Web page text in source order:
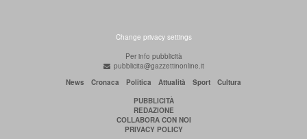
Change privacy settings
Per info pubblicità
pubblicita@gazzettinonline.it
News
Cronaca Politica Attualità Sport
Cultura
PUBBLICITÀ
REDAZIONE
COLLABORA CON NOI
PRIVACY POLICY